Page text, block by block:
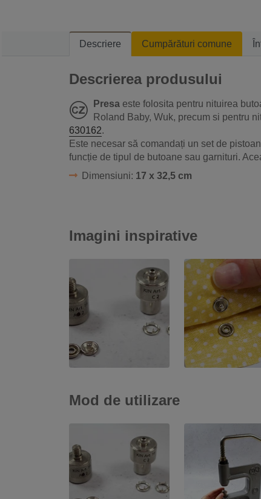
Descriere Cumpărături comune
Descrierea produsului
Presa este folosita pentru nituirea
Roland Baby, Wuk, precum si pentru
630162.
Este necesar să comandați un set de
funcție de tipul de butoane sau garnituri.
Dimensiuni: 17 x 32,5 cm
Imagini inspirative
Mod de utilizare